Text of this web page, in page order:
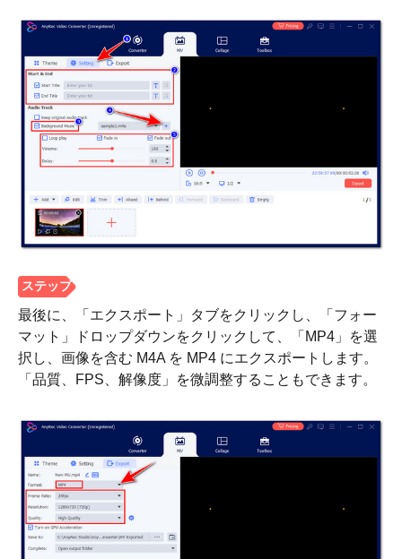
ステップ
2。
最後に、「エクスポート」タブをクリックし、「フォー
マット」ドロップダウンをクリックして、「MP4」を選
択し、画像を含む M4A を MP4 にエクスポートします。
「品質、FPS、解像度」を微調整することもできます。